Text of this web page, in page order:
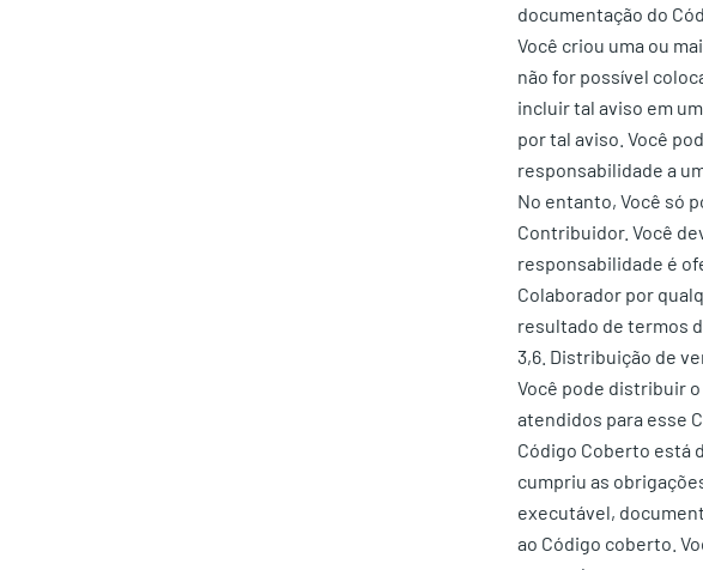
documentação do
Você criou uma ou
não for possível
incluir tal aviso em
por tal aviso. Você
responsabilidade a
No entanto, Você só
Contribuidor. Você
responsabilidade é
Colaborador por
resultado de termos
3,6. Distribuição de
Você pode distribuir
atendidos para esse
Código Coberto está
cumpriu as
executável,
ao Código coberto.